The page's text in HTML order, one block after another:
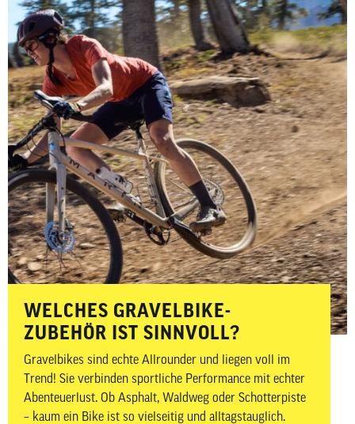
WELCHES GRAVELBIKE-
ZUBEHÖR IST SINNVOLL?
Gravelbikes sind echte Allrounder und liegen voll im
Trend! Sie verbinden sportliche Performance mit echter
Abenteuerlust. Ob Asphalt, Waldweg oder Schotterpiste
– kaum ein Bike ist so vielseitig und alltagstauglich.